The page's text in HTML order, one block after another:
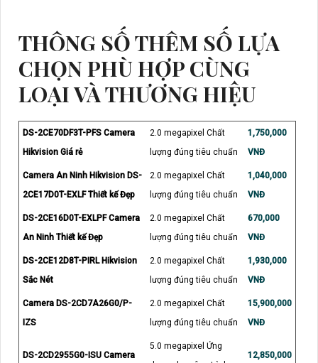
THÔNG SỐ THÊM SỐ LỰA
CHỌN PHÙ HỢP CÙNG
LOẠI VÀ THƯƠNG HIỆU
DS-2CE70DF3T-PFS Camera
Hikvision Giá rẻ
2.0 megapixel Chất
lượng đúng tiêu chuẩn
1,750,000
VNĐ
Camera An Ninh Hikvision DS-
2CE17D0T-EXLF Thiết kế Đẹp
2.0 megapixel Chất
lượng đúng tiêu chuẩn
1,040,000
VNĐ
DS-2CE16D0T-EXLPF Camera
An Ninh Thiết kế Đẹp
2.0 megapixel Chất
lượng đúng tiêu chuẩn
670,000
VNĐ
DS-2CE12D8T-PIRL Hikvision
Sắc Nét
2.0 megapixel Chất
lượng đúng tiêu chuẩn
1,930,000
VNĐ
Camera DS-2CD7A26G0/P-
IZS
2.0 megapixel Chất
lượng đúng tiêu chuẩn
15,900,000
VNĐ
DS-2CD2955G0-ISU Camera
5.0 megapixel Ứng
12,850,000